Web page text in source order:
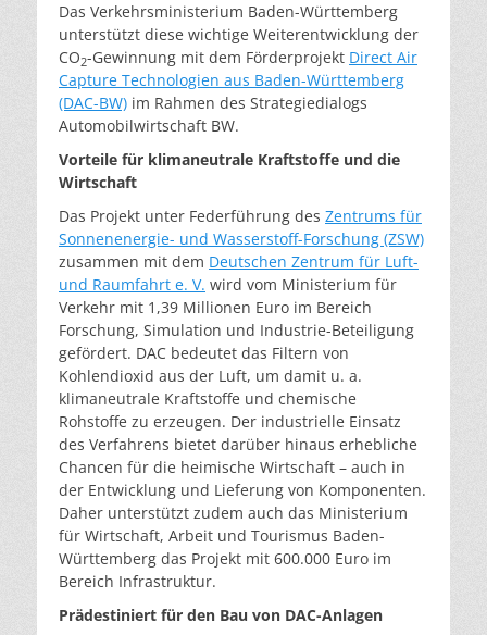
Das Verkehrsministerium Baden-Württemberg
unterstützt diese wichtige Weiterentwicklung der
CO2-Gewinnung mit dem Förderprojekt Direct Air
Capture Technologien aus Baden-Württemberg
(DAC-BW) im Rahmen des Strategiedialogs
Automobilwirtschaft BW.
Vorteile für klimaneutrale Kraftstoffe und die
Wirtschaft
Das Projekt unter Federführung des Zentrums für
Sonnenenergie- und Wasserstoff-Forschung (ZSW)
zusammen mit dem Deutschen Zentrum für Luft-
und Raumfahrt e. V. wird vom Ministerium für
Verkehr mit 1,39 Millionen Euro im Bereich
Forschung, Simulation und Industrie-Beteiligung
gefördert. DAC bedeutet das Filtern von
Kohlendioxid aus der Luft, um damit u. a.
klimaneutrale Kraftstoffe und chemische
Rohstoffe zu erzeugen. Der industrielle Einsatz
des Verfahrens bietet darüber hinaus erhebliche
Chancen für die heimische Wirtschaft – auch in
der Entwicklung und Lieferung von Komponenten.
Daher unterstützt zudem auch das Ministerium
für Wirtschaft, Arbeit und Tourismus Baden-
Württemberg das Projekt mit 600.000 Euro im
Bereich Infrastruktur.
Prädestiniert für den Bau von DAC-Anlagen